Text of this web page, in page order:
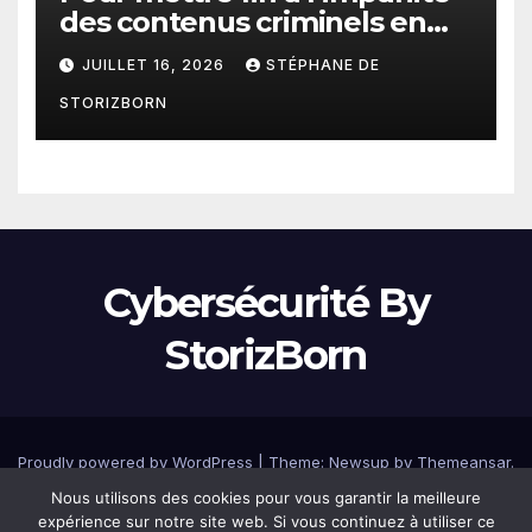
des contenus criminels en
ligne : Moderering met
gratuitement sa technologie
de détection à disposition de
toutes les agences
JUILLET 16, 2026 STÉPHANE DE
STORIZBORN
Cybersécurité By
StorizBorn
Proudly powered by WordPress Theme: Newsup by Themeansar.
HomeAccueilBlogMentions légalesPlan du site
Nous utilisons des cookies pour vous garantir la meilleure
expérience sur notre site web. Si vous continuez à utiliser ce